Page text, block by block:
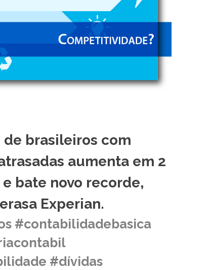
de brasileiros com
aumenta em 2
bate novo recorde,
Experian.
#contabilidadebasica
#dívidas